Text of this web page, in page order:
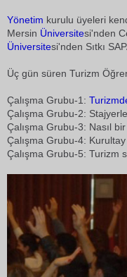
Yönetim kurulu üyeleri
Mersin Üniversitesi'nden
Üniversitesi'nden Sıtkı
Üç gün süren Turizm
Çalışma Grubu-1:
Çalışma Grubu-2:
Çalışma Grubu-3: Nasıl
Çalışma Grubu-4: Kurultay
Çalışma Grubu-5: Turizm